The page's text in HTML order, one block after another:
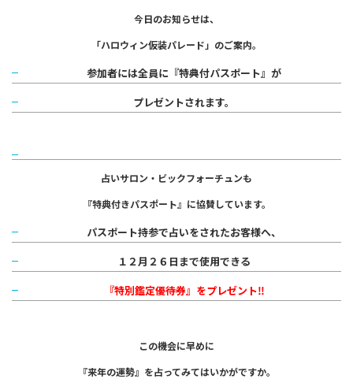
今日のお知らせは、
「ハロウィン仮装パレード」のご案内。
参加者には全員に『特典付パスポート』が
プレゼントされます。
占いサロン・ビックフォーチュンも
『特典付きパスポート』に協賛しています。
パスポート持参で占いをされたお客様へ、
１２月２６日まで使用できる
『特別鑑定優待券』をプレゼント‼
この機会に早めに
『来年の運勢』を占ってみてはいかがですか。